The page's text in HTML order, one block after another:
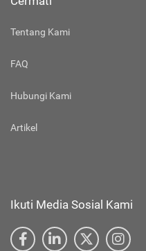
Tentang Kami
FAQ
Hubungi Kami
Artikel
Ikuti Media Sosial Kami